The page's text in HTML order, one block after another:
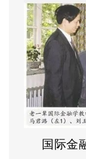
国际金